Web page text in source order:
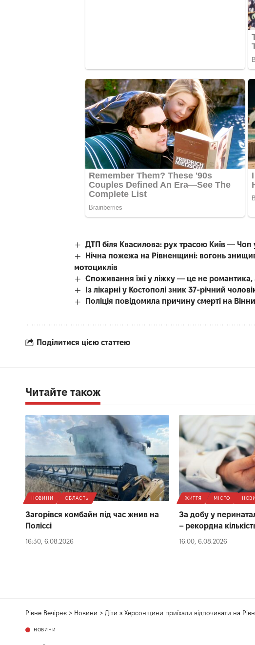
ДТП біля Квасилова: рух трасою Київ — Чоп
Нічна пожежа на Рівненщині: вогонь
мотоциклів
Споживання їжі у ліжку — це не романтика,
Із лікарні у Костополі зник 37-річний
Поліція повідомила причину смерті на
Поділитися цією статтею
Читайте також
НОВИНИ ОБЛАСТЬ
Загорівся комбайн під час жнив на
Поліссі
16:30, 6.08.2026
ЖИТТЯ МІСТО
За добу у
– рекордна
16:00, 6.08.2026
Рівне Вечірнє > Новини > Діти з Херсонщини приїхали відпочивати на
НОВИНИ